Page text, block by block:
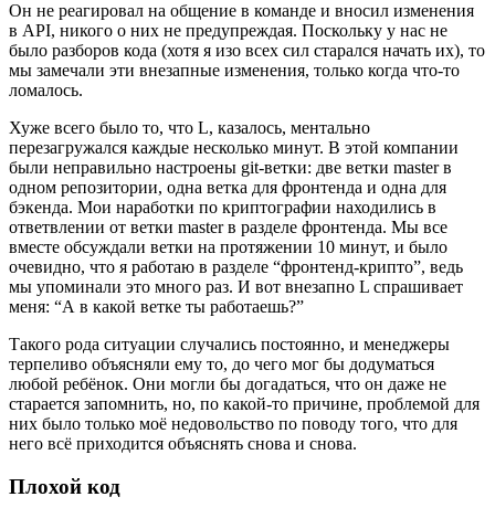
Он не реагировал на общение в команде и вносил изменения
в API, никого о них не предупреждая. Поскольку у нас не
было разборов кода (хотя я изо всех сил старался начать их), то
мы замечали эти внезапные изменения, только когда что-то
ломалось.
Хуже всего было то, что L, казалось, ментально
перезагружался каждые несколько минут. В этой компании
были неправильно настроены git-ветки: две ветки master в
одном репозитории, одна ветка для фронтенда и одна для
бэкенда. Мои наработки по криптографии находились в
ответвлении от ветки master в разделе фронтенда. Мы все
вместе обсуждали ветки на протяжении 10 минут, и было
очевидно, что я работаю в разделе “фронтенд-крипто”, ведь
мы упоминали это много раз. И вот внезапно L спрашивает
меня: “А в какой ветке ты работаешь?”
Такого рода ситуации случались постоянно, и менеджеры
терпеливо объясняли ему то, до чего мог бы додуматься
любой ребёнок. Они могли бы догадаться, что он даже не
старается запомнить, но, по какой-то причине, проблемой для
них было только моё недовольство по поводу того, что для
него всё приходится объяснять снова и снова.
Плохой код